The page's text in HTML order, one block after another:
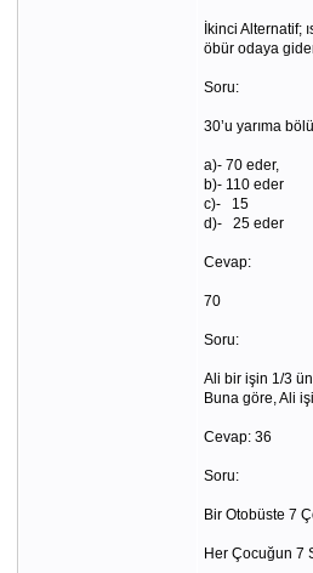
İkinci Alternatif;
öbür odaya
Soru:
30’u yarıma
a)- 70 eder,
b)- 110 eder
c)- 15
d)- 25 eder
Cevap:
70
Soru:
Ali bir işin 1/3
Buna göre, Ali
Cevap: 36
Soru:
Bir Otobüste 7
Her Çocuğun 7